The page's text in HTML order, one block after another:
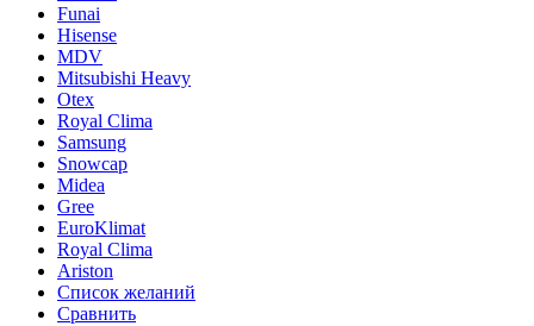
Funai
Hisense
MDV
Mitsubishi Heavy
Otex
Royal Clima
Samsung
Snowcap
Midea
Gree
EuroKlimat
Royal Clima
Ariston
Список желаний
Сравнить